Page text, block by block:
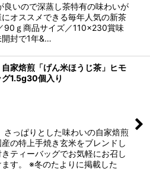
良いので深蒸し茶特有の味わいが
オススメできる毎年人気の新茶
90ｇ商品サイズ／110×230賞味
封で1年&…
家焙煎「げん米ほうじ茶」ヒモ
1.5g30個入り
さっぱりとした味わいの自家焙煎
の特上手焼き玄米をブレンドし
ティーバッグでお気軽にお召し
ます。 ※冬のたよりに掲載した